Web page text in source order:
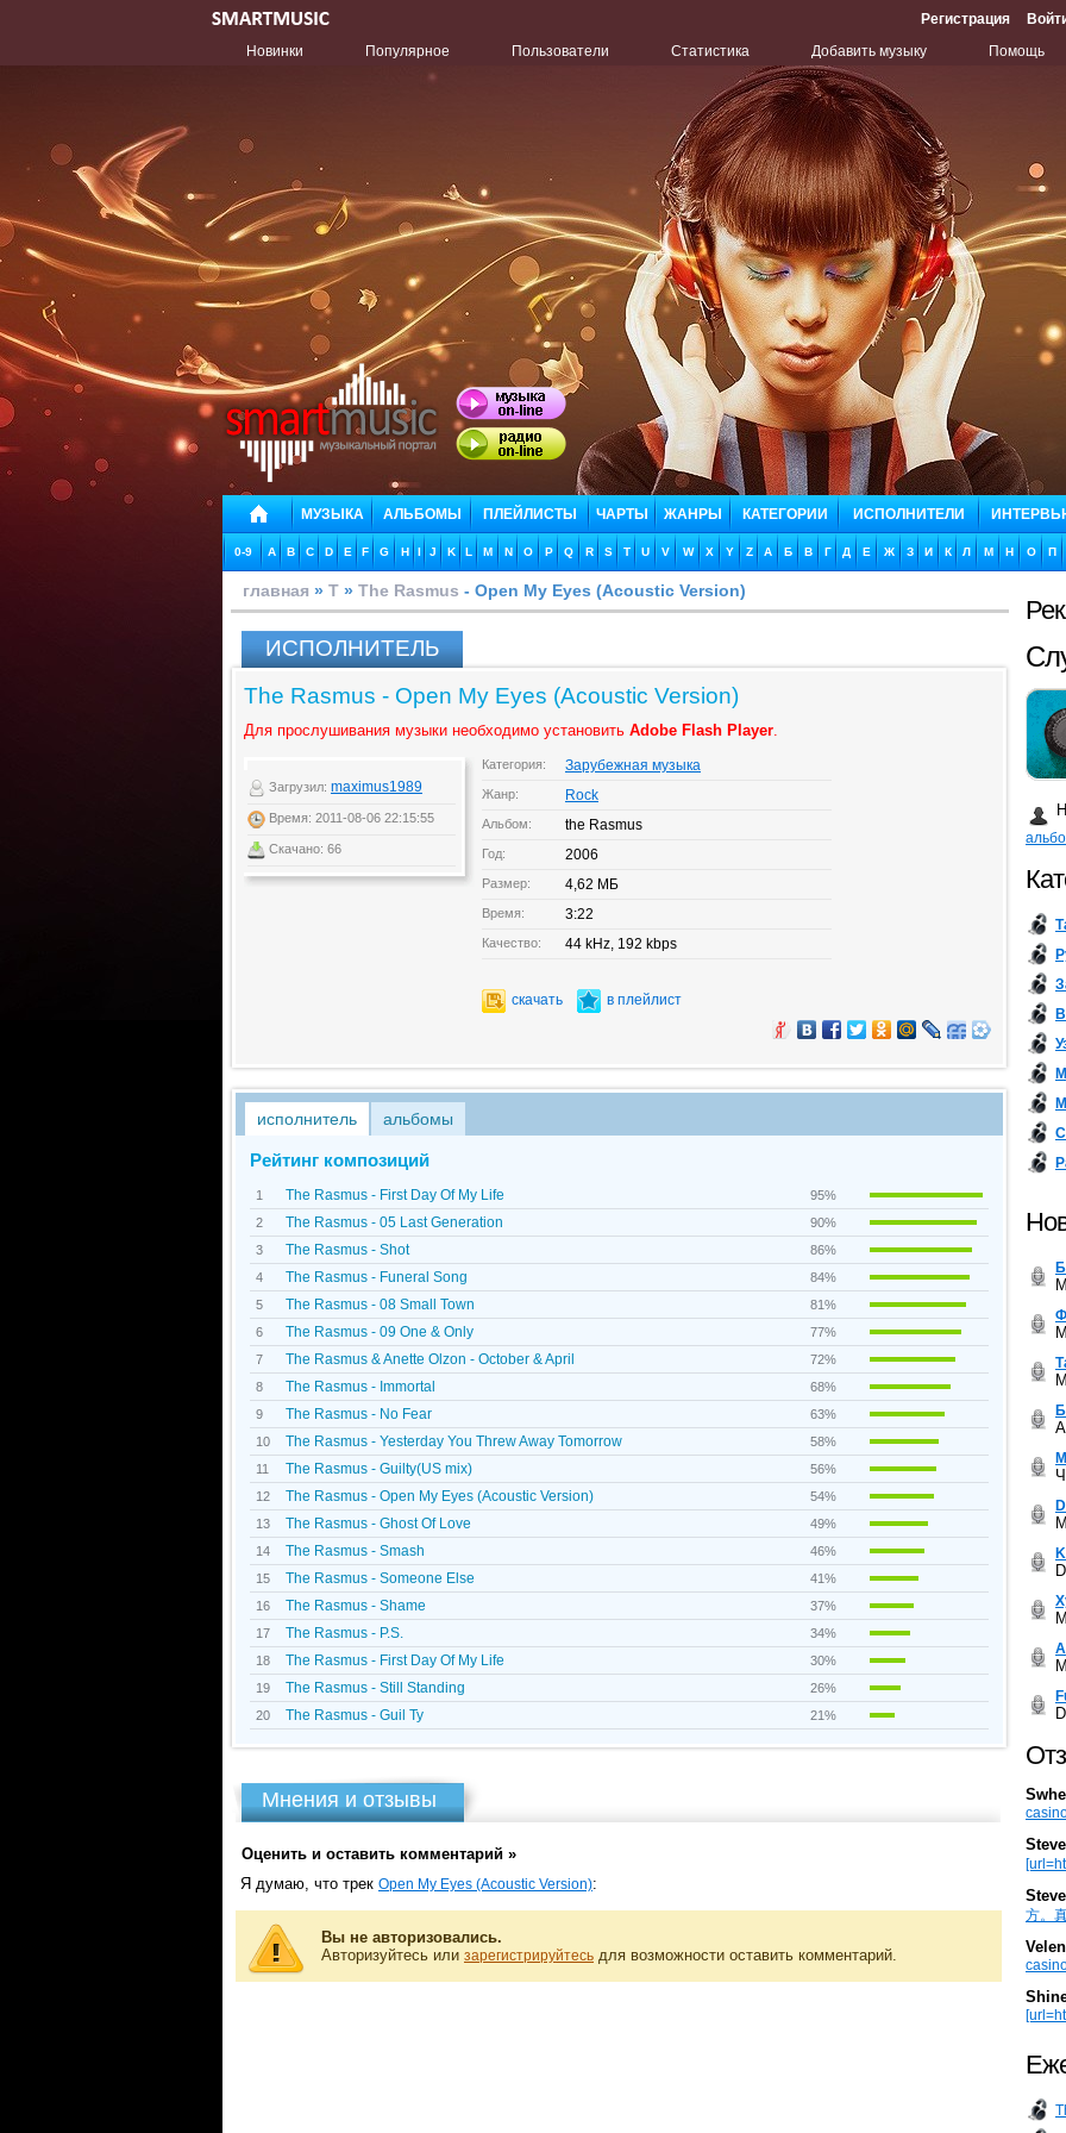
Регистрация
Новинки
Популярное Пользователи Статистика Добавить музыку Помощь
МУЗЫКА АЛЬБОМЫ ПЛЕЙЛИСТЫ ЧАРТЫ ЖАНРЫ КАТЕГОРИИ ИСПОЛНИТЕЛИ
0-9 A B C D E F G H I J K L M N O P Q R S T U V W X Y Z А Б В Г Д Е Ж З И К Л М Н О П
главная » T » The Rasmus - Open My Eyes (Acoustic Version)
ИСПОЛНИТЕЛЬ
The Rasmus - Open My Eyes (Acoustic Version)
Для прослушивания музыки необходимо установить Adobe Flash Player.
Загрузил: maximus1989
Время: 2011-08-06 22:15:55
Скачано: 66
Категория: Зарубежная музыка
Жанр: Rock
Альбом: the Rasmus
Год: 2006
Размер: 4,62 МБ
Время: 3:22
Качество: 44 kHz, 192 kbps
скачать в плейлист
исполнитель альбомы
Рейтинг композиций
1 The Rasmus - First Day Of My Life
95%
2
The Rasmus - 05 Last Generation
90%
3
The Rasmus - Shot
86%
4
The Rasmus - Funeral Song
84%
5
The Rasmus - 08 Small Town
81%
6
The Rasmus - 09 One & Only
77%
7
The Rasmus & Anette Olzon - October & April
72%
8
The Rasmus - Immortal
68%
9
The Rasmus - No Fear
63%
10
The Rasmus - Yesterday You Threw Away Tomorrow
58%
11
The Rasmus - Guilty(US mix)
56%
12
The Rasmus - Open My Eyes (Acoustic Version)
54%
13
The Rasmus - Ghost Of Love
49%
14
The Rasmus - Smash
46%
15
The Rasmus - Someone Else
41%
16
The Rasmus - Shame
37%
17
The Rasmus - P.S.
34%
18
The Rasmus - First Day Of My Life
30%
19
The Rasmus - Still Standing
26%
20
The Rasmus - Guil Ty 21%
Мнения и отзывы
Оценить и оставить комментарий »
Я думаю, что трек Open My Eyes (Acoustic Version):
Вы не авторизовались.
Авторизуйтесь или зарегистрируйтесь для возможности оставить комментарий.
方。